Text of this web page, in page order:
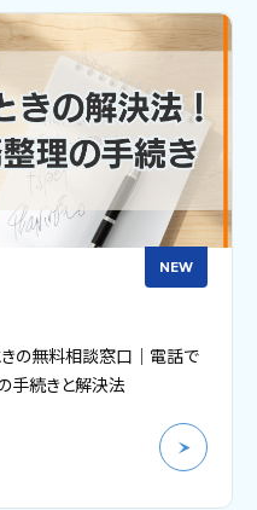
NEW
の無料相談窓口｜電話で
手続きと解決法